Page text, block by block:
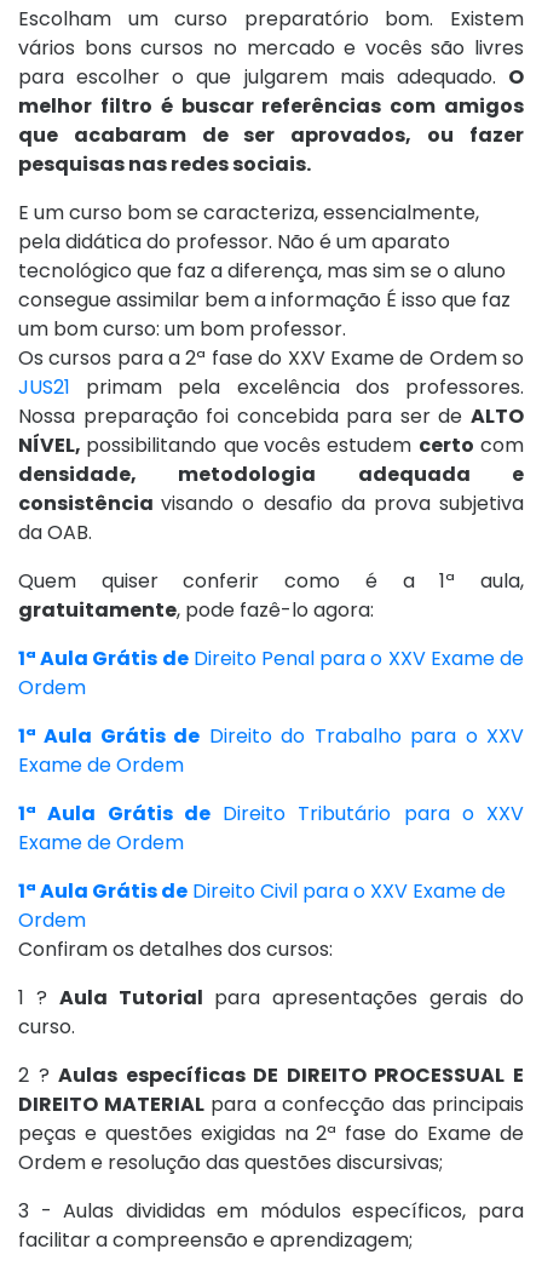
Escolham um curso preparatório bom. Existem
vários bons cursos no mercado e vocês são livres
para escolher o que julgarem mais adequado. O
melhor filtro é buscar referências com amigos
que acabaram de ser aprovados, ou fazer
pesquisas nas redes sociais.
E um curso bom se caracteriza, essencialmente,
pela didática do professor. Não é um aparato
tecnológico que faz a diferença, mas sim se o aluno
consegue assimilar bem a informação É isso que faz
um bom curso: um bom professor.
Os cursos para a 2ª fase do XXV Exame de Ordem so
JUS21 primam pela excelência dos professores.
Nossa preparação foi concebida para ser de ALTO
NÍVEL, possibilitando quevocês estudem certo com
densidade, metodologia adequada e
consistênciavisando o desafio da prova subjetiva
da OAB.
Quem quiser conferir como é a 1ª aula,
gratuitamente, pode fazê-lo agora:
1ª Aula Grátis deDireito Penal para o XXV Exame de
Ordem
1ª Aula Grátis de Direito do Trabalho para o XXV
Exame de Ordem
1ª Aula Grátis deDireito Tributário para o XXV
Exame de Ordem
1ª Aula Grátis de Direito Civil para o XXV Exame de
Ordem
Confiram os detalhes dos cursos:
1 ? Aula Tutorial para apresentações gerais do
curso.
2 ?Aulas específicas DE DIREITO PROCESSUAL E
DIREITO MATERIALpara a confecção das principais
peças e questões exigidas na 2ª fase do Exame de
Ordem e resolução das questões discursivas;
3 - Aulas divididas em módulos específicos, para
facilitar a compreensão e aprendizagem;